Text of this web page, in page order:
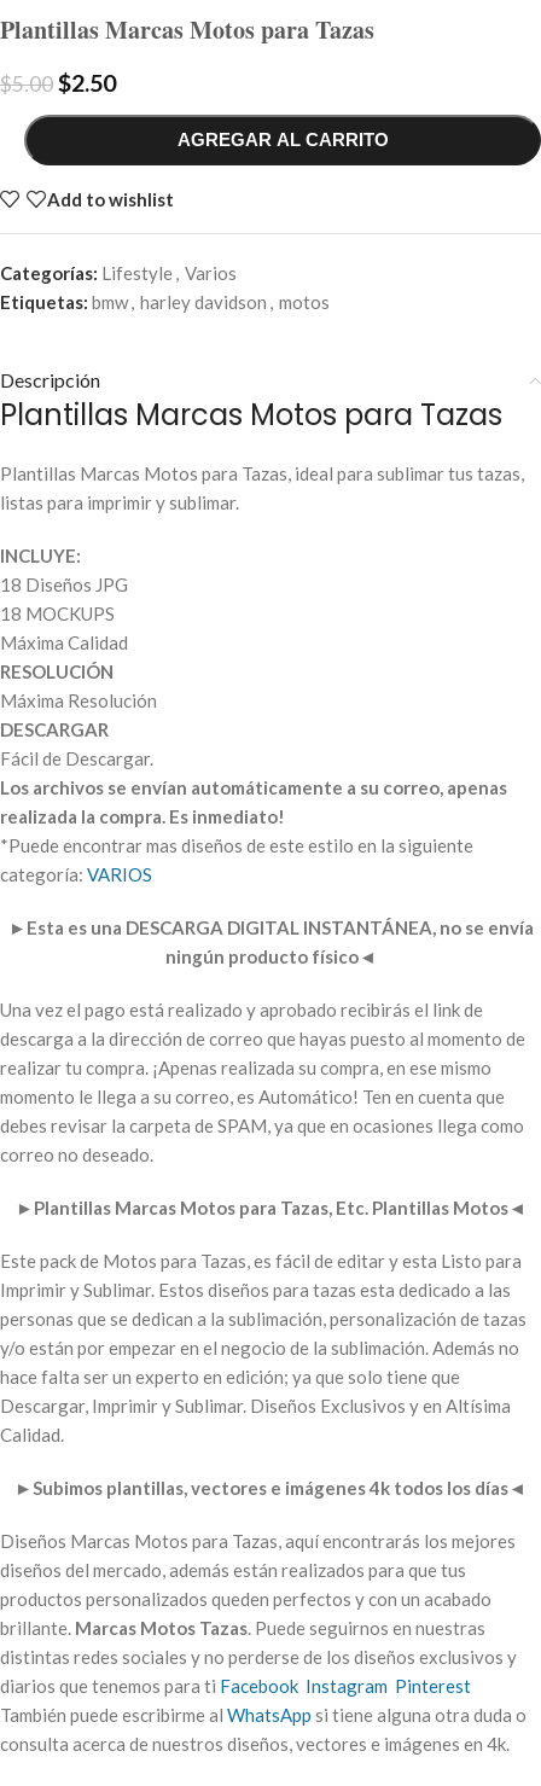
Plantillas Marcas Motos para Tazas
$5.00$2.50
AGREGAR AL CARRITO
Add to wishlist
Categorías: Lifestyle, Varios
Etiquetas: bmw, harley davidson , motos
Descripción
Plantillas Marcas Motos para Tazas
Plantillas Marcas Motos para Tazas, ideal para sublimar tus tazas,
listas para imprimir y sublimar.
INCLUYE:
18 Diseños JPG
18 MOCKUPS
Máxima Calidad
RESOLUCIÓN
Máxima Resolución
DESCARGAR
Fácil de Descargar.
Los archivos se envían automáticamente a su correo, apenas
realizada la compra. Es inmediato!
*Puede encontrar mas diseños de este estilo en la siguiente
categoría: VARIOS
► Esta es una DESCARGA DIGITAL INSTANTÁNEA, no se envía
ningún producto físico◄
Una vez el pago está realizado y aprobado recibirás el link de
descarga a la dirección de correo que hayas puesto al momento de
realizar tu compra. ¡Apenas realizada su compra, en ese mismo
momento le llega a su correo, es Automático! Ten en cuenta que
debes revisar la carpeta de SPAM, ya que en ocasiones llega como
correo no deseado.
► Plantillas Marcas Motos para Tazas, Etc. Plantillas Motos◄
Este pack de Motos para Tazas, es fácil de editar y esta Listo para
Imprimir y Sublimar. Estos diseños para tazas esta dedicado a las
personas que se dedican a la sublimación, personalización de tazas
y/o están por empezar en el negocio de la sublimación. Además no
hace falta ser un experto en edición; ya que solo tiene que
Descargar, Imprimir y Sublimar. Diseños Exclusivos y en Altísima
Calidad.
►Subimos plantillas, vectores e imágenes 4k todos los días◄
Diseños Marcas Motos para Tazas, aquí encontrarás los mejores
diseños del mercado, además están realizados para que tus
productos personalizados queden perfectos y con un acabado
brillante. Marcas Motos Tazas. Puede seguirnos en nuestras
distintas redes sociales y no perderse de los diseños exclusivos y
diarios que tenemos para ti Facebook Instagram Pinterest
También puede escribirme al WhatsApp si tiene alguna otra duda o
consulta acerca de nuestros diseños, vectores e imágenes en 4k.